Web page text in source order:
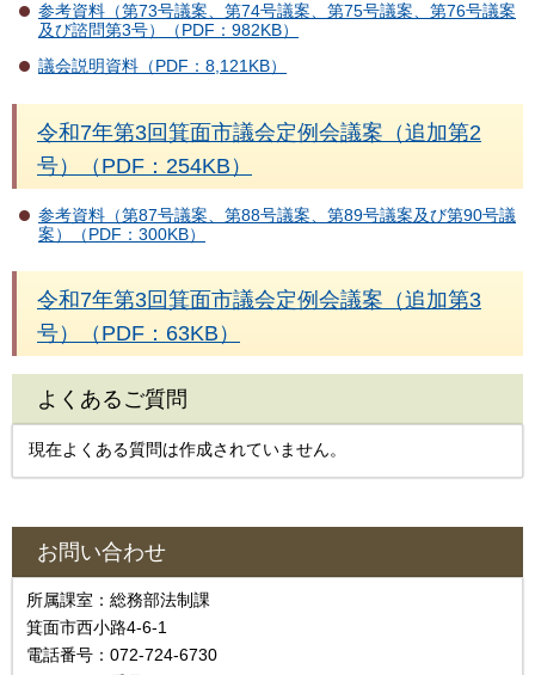
参考資料（第73号議案、第74号議案、第75号議案、第76号議案
及び諮問第3号）（PDF：982KB）
議会説明資料（PDF：8,121KB）
令和7年第3回箕面市議会定例会議案（追加第2
号）（PDF：254KB）
参考資料（第87号議案、第88号議案、第89号議案及び第90号議
案）（PDF：300KB）
令和7年第3回箕面市議会定例会議案（追加第3
号）（PDF：63KB）
よくあるご質問
現在よくある質問は作成されていません。
お問い合わせ
所属課室：総務部法制課
箕面市西小路4‐6‐1
電話番号：072-724-6730